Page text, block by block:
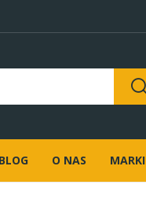
BLOG O NAS MARKI